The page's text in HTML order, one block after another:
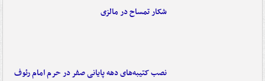
شکار تمساح در مالزی
نصب کتیبه‌های دهه پایانی صفر در حرم امام رئوف